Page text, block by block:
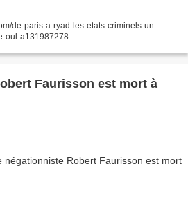
de-paris-a-ryad-les-etats-criminels-un-
oul-a131987278
Faurisson est mort à